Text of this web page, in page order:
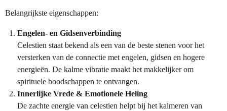
Belangrijkste eigenschappen:
Engelen- en Gidsenverbinding
Celestien staat bekend als een van de beste stenen voor het
versterken van de connectie met engelen, gidsen en hogere
energieën. De kalme vibratie maakt het makkelijker om
spirituele boodschappen te ontvangen.
Innerlijke Vrede & Emotionele Heling
De zachte energie van celestien helpt bij het kalmeren van